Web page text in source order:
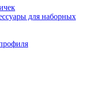
для наборных